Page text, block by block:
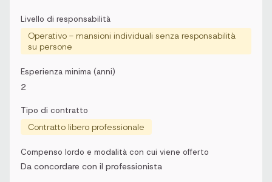
Livello di responsabilità
Operativo - mansioni individuali senza responsabilità
su persone
Esperienza minima (anni)
2
Tipo di contratto
Contratto libero professionale
Compenso lordo e modalità con cui viene offerto
Da concordare con il professionista